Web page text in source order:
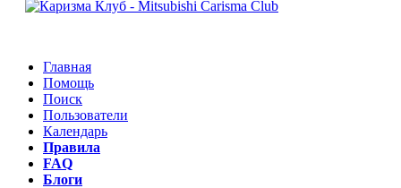
Главная
Помощь
Поиск
Пользователи
Календарь
Правила
FAQ
Блоги